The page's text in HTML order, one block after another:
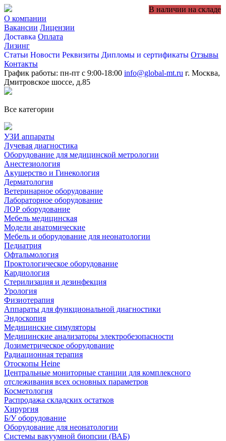
О компании
Вакансии Лицензии
Доставка Оплата
Лизинг
Статьи Новости Реквизиты Дипломы и сертификаты Отзывы
Контакты
График работы: пн-пт с 9:00-18:00 info@global-mt.ru г. Москва,
Дмитровское шоссе, д.85
Все категории
УЗИ аппараты
Лучевая диагностика
Оборудование для медицинской метрологии
Анестезиология
Акушерство и Гинекология
Дерматология
Ветеринарное оборудование
Лабораторное оборудование
ЛОР оборудование
Мебель медицинская
Модели анатомические
Мебель и оборудование для неонатологии
Педиатрия
Офтальмология
Проктологическое оборудование
Кардиология
Стерилизация и дезинфекция
Урология
Физиотерапия
Аппараты для функциональной диагностики
Эндоскопия
Медицинские симуляторы
Медицинские анализаторы электробезопасности
Дозиметрическое оборудование
Радиационная терапия
Отоскопы Heine
Центральные мониторные станции для комплексного
отслеживания всех основных параметров
Косметология
Распродажа складских остатков
Хирургия
Б/У оборудование
Оборудование для неонатологии
Системы вакуумной биопсии (ВАБ)
В наличии на складе